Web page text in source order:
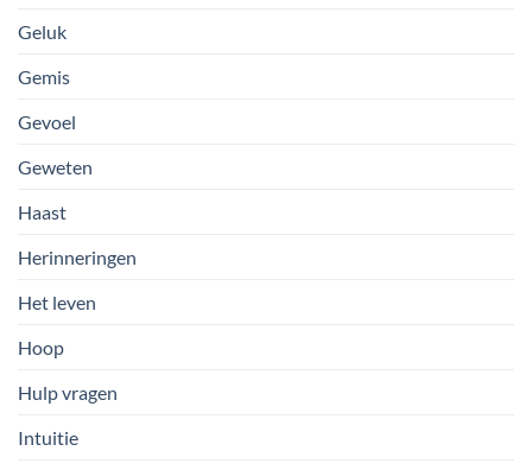
Geluk
Gemis
Gevoel
Geweten
Haast
Herinneringen
Het leven
Hoop
Hulp vragen
Intuitie